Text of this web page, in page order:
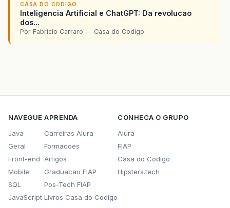
CASA DO CODIGO
Inteligencia Artificial e ChatGPT: Da revolucao
dos...
Por Fabricio Carraro — Casa do Codigo
NAVEGUE
Java
Geral
Front-end
Mobile
SQL
JavaScript
APRENDA
Carreiras Alura
Formacoes
Artigos
Graduacao FIAP
Pos-Tech FIAP
Livros Casa do Codigo
CONHECA O GRUPO
Alura
FIAP
Casa do Codigo
Hipsters.tech